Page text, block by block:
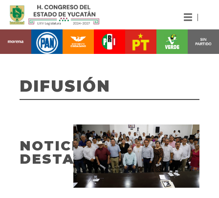
DIFUSIÓN
NOTICIAS
DESTACADAS